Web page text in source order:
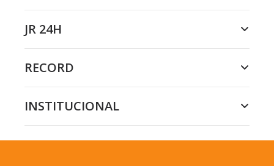
JR 24H
RECORD
INSTITUCIONAL